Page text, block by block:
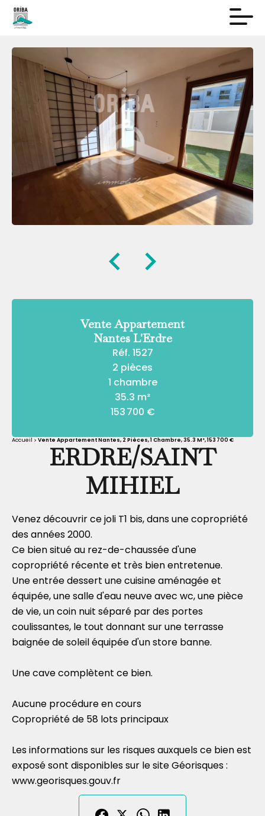
Vente Appartement
Nantes L'Erdre
Réf. 1527
2 pièces
1 chambre
35.3 m²
153 700 €
Accueil Vente Appartement Nantes, 2 Pièces, 1 Chambre, 35.3 M², 153 700 €
ERDRE/SAINT
MIHIEL
Venez découvrir ce joli T1 bis, dans une copropriété
des années 2000.
Ce bien situé au rez-de-chaussée d'une
copropriété récente et très bien entretenue.
Une entrée dessert une cuisine aménagée et
équipée, une salle d'eau neuve avec wc, une pièce
de vie, un coin nuit séparé par des portes
coulissantes, le tout donnant sur une terrasse
baignée de soleil équipée d'un store banne.
Une cave complètent ce bien.
Aucune procédure en cours
Copropriété de 58 lots principaux
Les informations sur les risques auxquels ce bien est
exposé sont disponibles sur le site Géorisques :
www.georisques.gouv.fr